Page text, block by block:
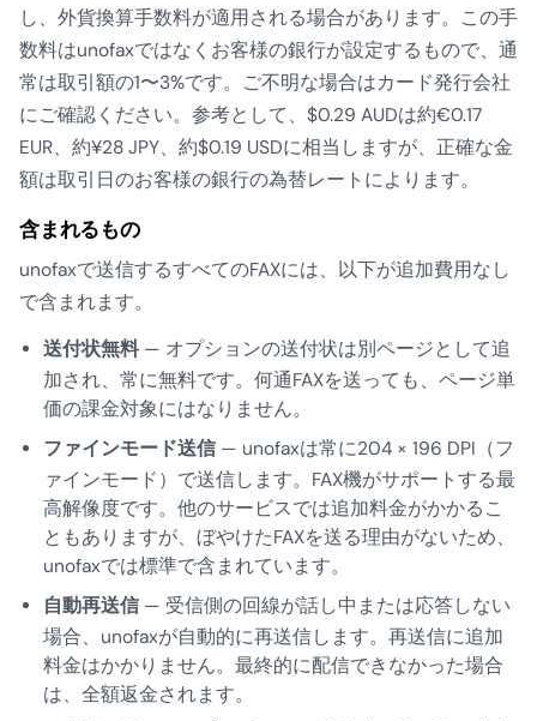
し、外貨換算手数料が適用される場合があります。この手
数料はunofaxではなくお客様の銀行が設定するもので、通
常は取引額の1〜3%です。ご不明な場合はカード発行会社
にご確認ください。参考として、$0.29 AUDは約€0.17
EUR、約¥28 JPY、約$0.19 USDに相当しますが、正確な金
額は取引日のお客様の銀行の為替レートによります。
含まれるもの
unofaxで送信するすべてのFAXには、以下が追加費用なし
で含まれます。
送付状無料 — オプションの送付状は別ページとして追
加され、常に無料です。何通FAXを送っても、ページ単
価の課金対象にはなりません。
ファインモード送信 — unofaxは常に204 × 196 DPI（フ
ァインモード）で送信します。FAX機がサポートする最
高解像度です。他のサービスでは追加料金がかかるこ
ともありますが、ぼやけたFAXを送る理由がないため、
unofaxでは標準で含まれています。
自動再送信 — 受信側の回線が話し中または応答しない
場合、unofaxが自動的に再送信します。再送信に追加
料金はかかりません。最終的に配信できなかった場合
は、全額返金されます。